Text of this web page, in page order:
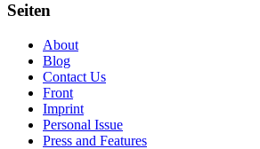
Seiten
About
Blog
Contact Us
Front
Imprint
Personal Issue
Press and Features